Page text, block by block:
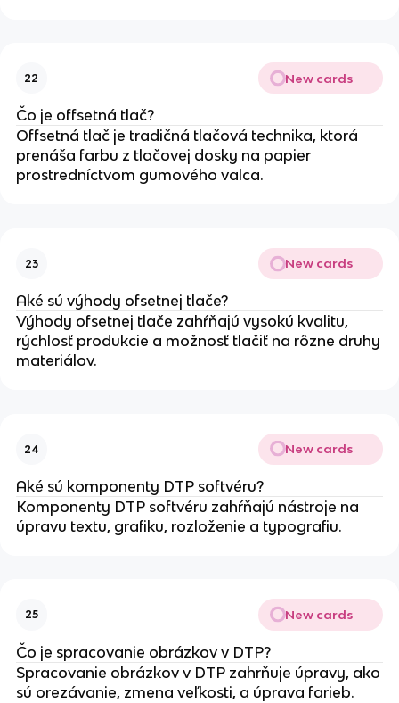
22 New cards
Čo je offsetná tlač?
Offsetná tlač je tradičná tlačová technika, ktorá
prenáša farbu z tlačovej dosky na papier
prostredníctvom gumového valca.
23 New cards
Aké sú výhody ofsetnej tlače?
Výhody ofsetnej tlače zahŕňajú vysokú kvalitu,
rýchlosť produkcie a možnosť tlačiť na rôzne druhy
materiálov.
24 New cards
Aké sú komponenty DTP softvéru?
Komponenty DTP softvéru zahŕňajú nástroje na
úpravu textu, grafiku, rozloženie a typografiu.
25 New cards
Čo je spracovanie obrázkov v DTP?
Spracovanie obrázkov v DTP zahrňuje úpravy, ako
sú orezávanie, zmena veľkosti, a úprava farieb.